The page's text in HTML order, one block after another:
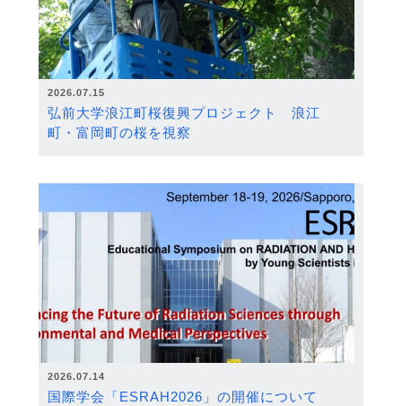
2026.07.15
弘前大学浪江町桜復興プロジェクト 浪江
町・富岡町の桜を視察
2026.07.14
国際学会「ESRAH2026」の開催について